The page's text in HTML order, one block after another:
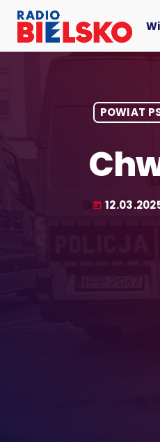
POWIAT
today